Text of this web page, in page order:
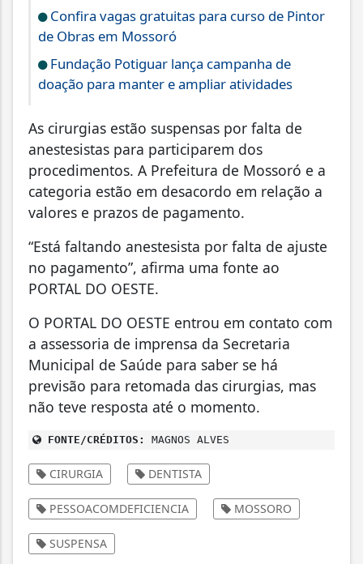
Confira vagas gratuitas para curso de Pintor
de Obras em Mossoró
Fundação Potiguar lança campanha de
doação para manter e ampliar atividades
As cirurgias estão suspensas por falta de
anestesistas para participarem dos
procedimentos. A Prefeitura de Mossoró e a
categoria estão em desacordo em relação a
valores e prazos de pagamento.
“Está faltando anestesista por falta de ajuste
no pagamento”, afirma uma fonte ao
PORTAL DO OESTE.
O PORTAL DO OESTE entrou em contato com
a assessoria de imprensa da Secretaria
Municipal de Saúde para saber se há
previsão para retomada das cirurgias, mas
não teve resposta até o momento.
FONTE/CRÉDITOS: MAGNOS ALVES
CIRURGIA DENTISTA
PESSOACOMDEFICIENCIA MOSSORO
SUSPENSA